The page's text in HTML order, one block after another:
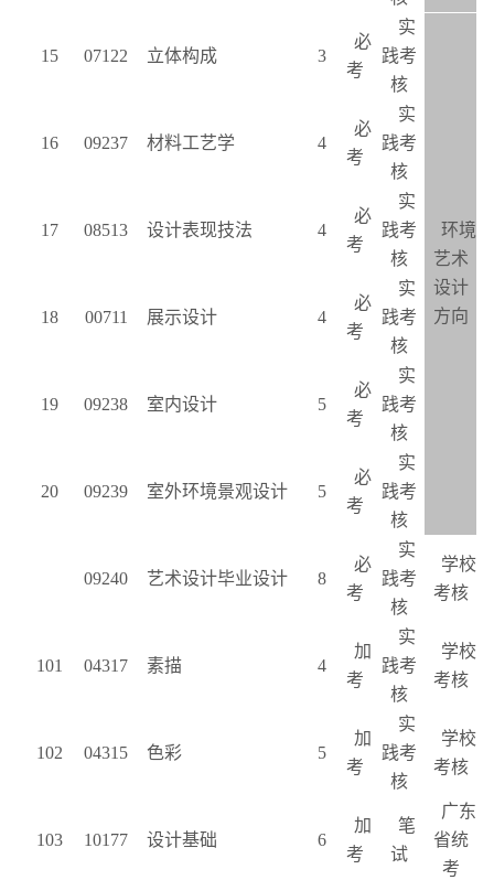
15 07122 立体构成 3
必
考
实
践考
核
环境
艺术
设计
方向
16 09237 材料工艺学 4
必
考
实
践考
核
17 08513 设计表现技法 4
必
考
实
践考
核
18 00711 展示设计 4
必
考
实
践考
核
19 09238 室内设计 5
必
考
实
践考
核
20 09239 室外环境景观设计 5
必
考
实
践考
核
09240 艺术设计毕业设计 8
必
考
实
践考
核
学校
考核
101 04317 素描 4
加
考
实
践考
核
学校
考核
102 04315 色彩 5
加
考
实
践考
核
学校
考核
103 10177 设计基础 6
加
考
笔
试
广东
省统
考